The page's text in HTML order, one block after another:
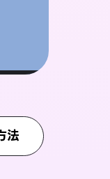
法